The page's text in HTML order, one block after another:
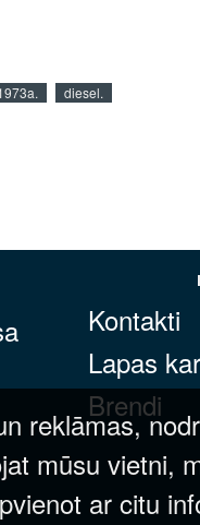
diesel.
Kontakti
Lapas
Brendi
reklāmas,
mūsu vietni,
ar citu